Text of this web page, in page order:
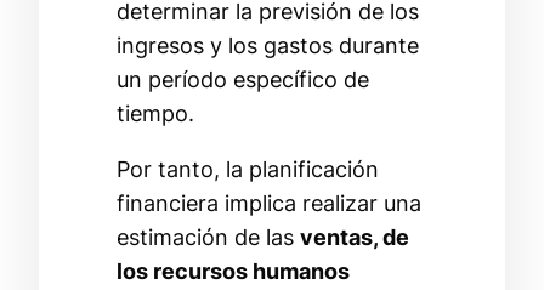
determinar la previsión de los
ingresos y los gastos durante
un período específico de
tiempo.
Por tanto, la planificación
financiera implica realizar una
estimación de las ventas, de
los recursos humanos